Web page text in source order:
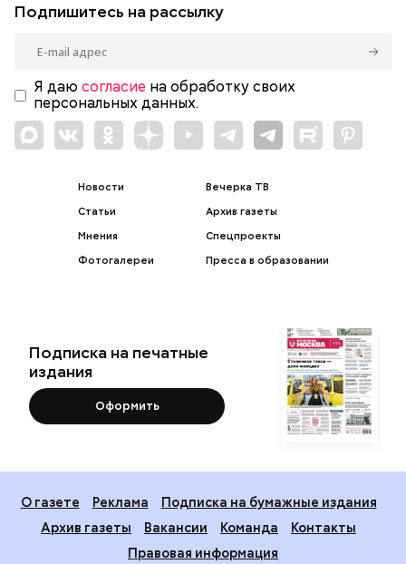
Подпишитесь на рассылку
Я даю согласие на обработку своих
персональных данных.
Новости
Статьи
Мнения
Фотогалереи
Вечерка ТВ
Архив газеты
Спецпроекты
Пресса в образовании
Подписка на печатные
издания
Оформить
О газете Реклама
Подписка на бумажные издания
Архив газеты
Вакансии Команда
Контакты
Правовая информация